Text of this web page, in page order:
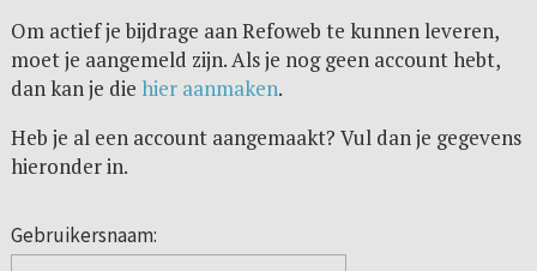
Om actief je bijdrage aan Refoweb te kunnen leveren,
moet je aangemeld zijn. Als je nog geen account hebt,
dan kan je die hier aanmaken.
Heb je al een account aangemaakt? Vul dan je gegevens
hieronder in.
Gebruikersnaam: